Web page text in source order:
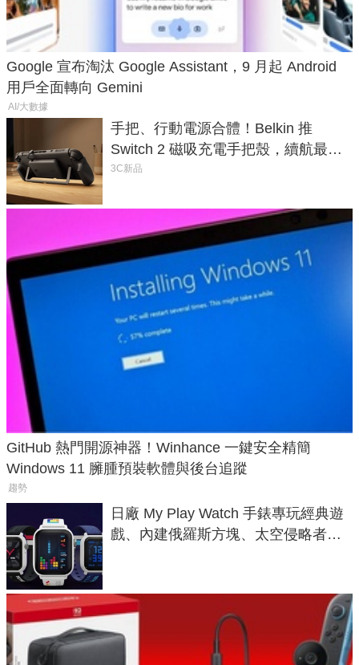
Google 宣布淘汰 Google Assistant，9 月起 Android
用戶全面轉向 Gemini
AI/大數據
手把、行動電源合體！Belkin 推
Switch 2 磁吸充電手把殼，續航最高
延長 1.5 倍
3C新品
GitHub 熱門開源神器！Winhance 一鍵安全精簡
Windows 11 臃腫預裝軟體與後台追蹤
趨勢
日廠 My Play Watch 手錶專玩經典遊
戲、內建俄羅斯方塊、太空侵略者，